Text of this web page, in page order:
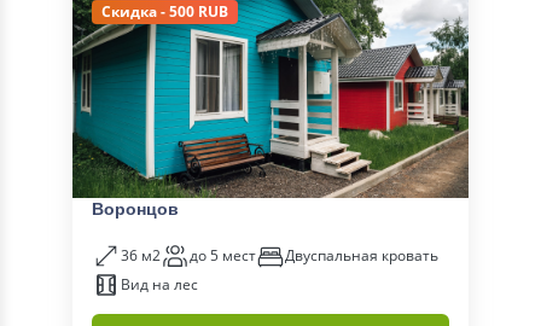
Скидка - 500 RUB
Воронцов
36 м2 до 5 мест
Двуспальная кровать
Вид на лес